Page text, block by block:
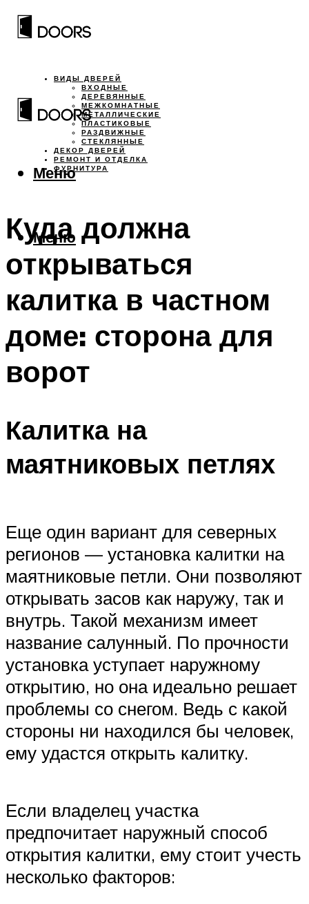
ВИДЫ ДВЕРЕЙ
ВХОДНЫЕ
ДЕРЕВЯННЫЕ
МЕЖКОМНАТНЫЕ
МЕТАЛЛИЧЕСКИЕ
ПЛАСТИКОВЫЕ
РАЗДВИЖНЫЕ
СТЕКЛЯННЫЕ
ДЕКОР ДВЕРЕЙ
РЕМОНТ И ОТДЕЛКА
ФУРНИТУРА
Меню
Меню
Куда должна
открываться
калитка в частном
доме: сторона для
ворот
Калитка на
маятниковых петлях
Еще один вариант для северных
регионов — установка калитки на
маятниковые петли. Они позволяют
открывать засов как наружу, так и
внутрь. Такой механизм имеет
название салунный. По прочности
установка уступает наружному
открытию, но она идеально решает
проблемы со снегом. Ведь с какой
стороны ни находился бы человек,
ему удастся открыть калитку.
Если владелец участка
предпочитает наружный способ
открытия калитки, ему стоит учесть
несколько факторов: